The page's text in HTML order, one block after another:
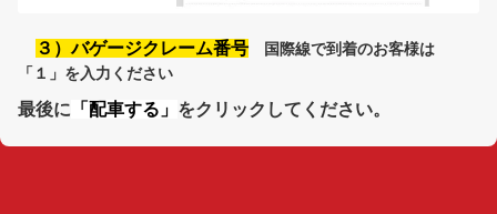
３）バゲージクレーム番号
国際線で到着のお客様は
「１」を入力ください
最後に 「配車する」 をクリックしてください。